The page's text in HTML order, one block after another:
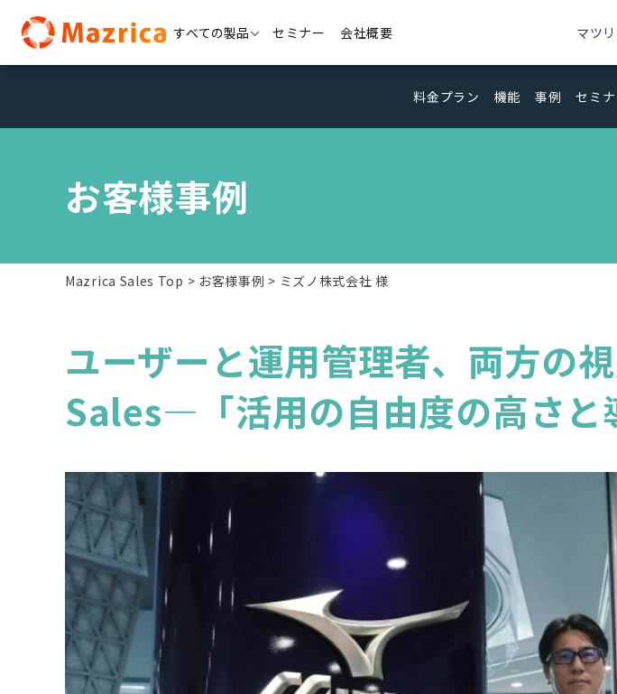
content
すべての製品 セミナー 会社概要 マツ
料金プラン 機能 事例 セミ
お客様事例
Mazrica Sales Top お客様事例 ミズノ株式会社 様
ユーザーと運用管理者、両方の
Sales―「活用の自由度の高さと